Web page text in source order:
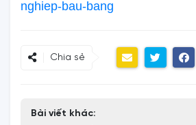
nghiep-bau-bang
Chia sẻ
Bài viết khác: